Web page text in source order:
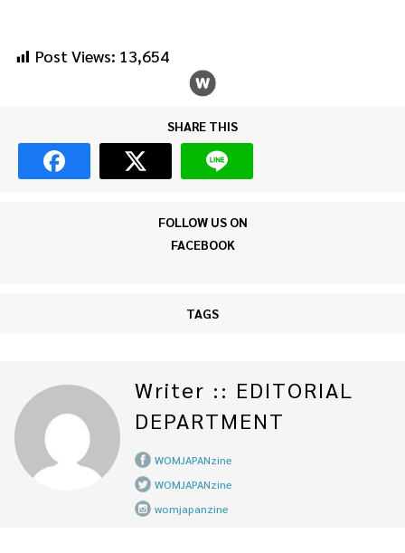
Post Views: 13,654
SHARE THIS
FOLLOW US ON
FACEBOOK
TAGS
Writer :: EDITORIAL
DEPARTMENT
WOMJAPANzine
WOMJAPANzine
womjapanzine